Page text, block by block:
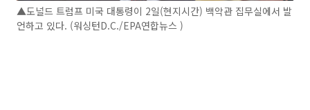
▲도널드 트럼프 미국 대통령이 2일(현지시간) 백악관 집무실에서 발
언하고 있다. (워싱턴D.C./EPA연합뉴스 )